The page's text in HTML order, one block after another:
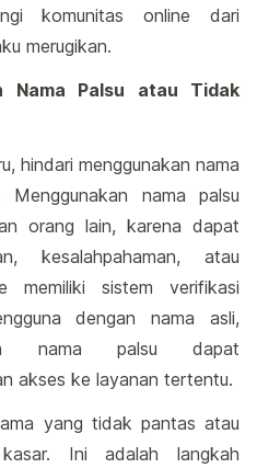
komunitas online dari
merugikan.
Nama Palsu atau Tidak
hindari menggunakan nama
nama palsu
orang lain, karena dapat
kesalahpahaman, atau
memiliki sistem verifikasi
dengan nama asli,
nama palsu dapat
akses ke layanan tertentu.
yang tidak pantas atau
Ini adalah langkah